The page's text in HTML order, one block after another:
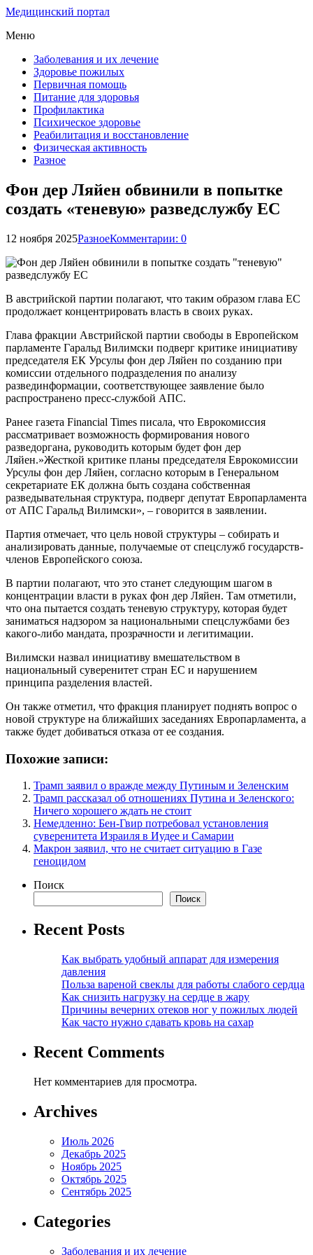
Медицинский портал
Меню
Заболевания и их лечение
Здоровье пожилых
Первичная помощь
Питание для здоровья
Профилактика
Психическое здоровье
Реабилитация и восстановление
Физическая активность
Разное
Фон дер Ляйен обвинили в попытке
создать «теневую» разведслужбу ЕС
12 ноября 2025РазноеКомментарии: 0
В австрийской партии полагают, что таким образом глава ЕС
продолжает концентрировать власть в своих руках.
Глава фракции Австрийской партии свободы в Европейском
парламенте Гаральд Вилимски подверг критике инициативу
председателя ЕК Урсулы фон дер Ляйен по созданию при
комиссии отдельного подразделения по анализу
развединформации, соответствующее заявление было
распространено пресс-службой АПС.
Ранее газета Financial Times писала, что Еврокомиссия
рассматривает возможность формирования нового
разведоргана, руководить которым будет фон дер
Ляйен.»Жесткой критике планы председателя Еврокомиссии
Урсулы фон дер Ляйен, согласно которым в Генеральном
секретариате ЕК должна быть создана собственная
разведывательная структура, подверг депутат Европарламента
от АПС Гаральд Вилимски», – говорится в заявлении.
Партия отмечает, что цель новой структуры – собирать и
анализировать данные, получаемые от спецслужб государств-
членов Европейского союза.
В партии полагают, что это станет следующим шагом в
концентрации власти в руках фон дер Ляйен. Там отметили,
что она пытается создать теневую структуру, которая будет
заниматься надзором за национальными спецслужбами без
какого-либо мандата, прозрачности и легитимации.
Вилимски назвал инициативу вмешательством в
национальный суверенитет стран ЕС и нарушением
принципа разделения властей.
Он также отметил, что фракция планирует поднять вопрос о
новой структуре на ближайших заседаниях Европарламента, а
также будет добиваться отказа от ее создания.
Похожие записи:
Трамп заявил о вражде между Путиным и Зеленским
Трамп рассказал об отношениях Путина и Зеленского:
Ничего хорошего ждать не стоит
Немедленно: Бен-Гвир потребовал установления
суверенитета Израиля в Иудее и Самарии
Макрон заявил, что не считает ситуацию в Газе
геноцидом
Поиск
Поиск
Recent Posts
Как выбрать удобный аппарат для измерения
давления
Польза вареной свеклы для работы слабого сердца
Как снизить нагрузку на сердце в жару
Причины вечерних отеков ног у пожилых людей
Как часто нужно сдавать кровь на сахар
Recent Comments
Нет комментариев для просмотра.
Archives
Июль 2026
Декабрь 2025
Ноябрь 2025
Октябрь 2025
Сентябрь 2025
Categories
Заболевания и их лечение